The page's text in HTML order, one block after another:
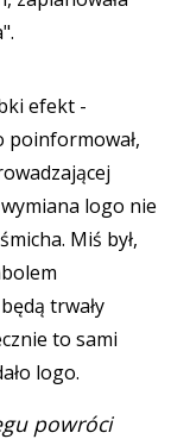
efekt -
poinformował,
logo nie
Miś był,
trwały
to sami
logo.
powróci